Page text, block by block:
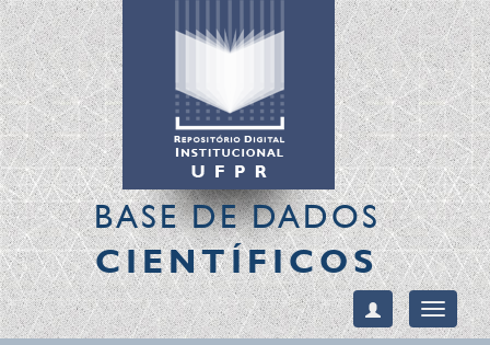
BASE DE DADOS
CIENTÍFICOS
Toggle